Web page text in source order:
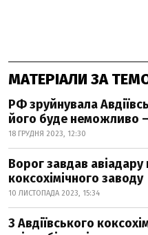
МАТЕРІАЛИ ЗА
РФ зруйнувала
його буде неможливо
18 ГРУДНЯ 2023, 12:30
Ворог завдав авіадару
коксохімічного заводу
10 ЛИСТОПАДА 2023, 15:34
З Авдіївського